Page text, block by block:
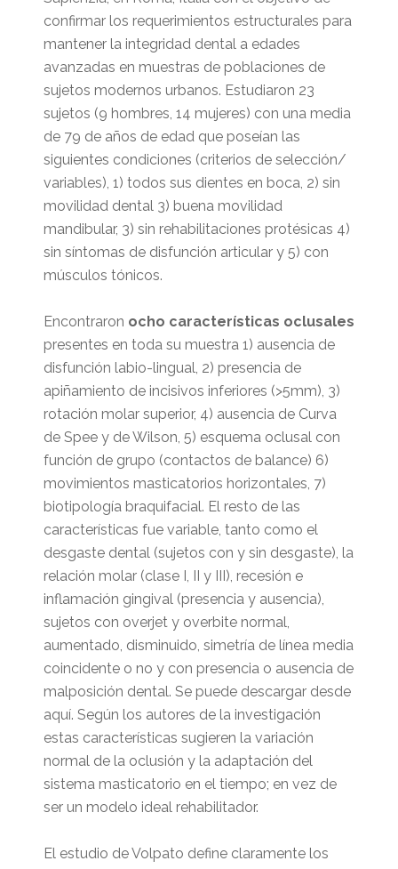
confirmar los requerimientos estructurales para
mantener la integridad dental a edades
avanzadas en muestras de poblaciones de
sujetos modernos urbanos. Estudiaron 23
sujetos (9 hombres, 14 mujeres) con una media
de 79 de años de edad que poseían las
siguientes condiciones (criterios de selección/
variables), 1) todos sus dientes en boca, 2) sin
movilidad dental 3) buena movilidad
mandibular, 3) sin rehabilitaciones protésicas 4)
sin síntomas de disfunción articular y 5) con
músculos tónicos.
Encontraron ocho características oclusales
presentes en toda su muestra 1) ausencia de
disfunción labio-lingual, 2) presencia de
apiñamiento de incisivos inferiores (>5mm), 3)
rotación molar superior, 4) ausencia de Curva
de Spee y de Wilson, 5) esquema oclusal con
función de grupo (contactos de balance) 6)
movimientos masticatorios horizontales, 7)
biotipología braquifacial. El resto de las
características fue variable, tanto como el
desgaste dental (sujetos con y sin desgaste), la
relación molar (clase I, II y III), recesión e
inflamación gingival (presencia y ausencia),
sujetos con overjet y overbite normal,
aumentado, disminuido, simetría de línea media
coincidente o no y con presencia o ausencia de
malposición dental. Se puede descargar desde
aquí. Según los autores de la investigación
estas características sugieren la variación
normal de la oclusión y la adaptación del
sistema masticatorio en el tiempo; en vez de
ser un modelo ideal rehabilitador.
El estudio de Volpato define claramente los